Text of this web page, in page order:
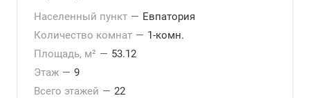
Населенный пункт — Евпатория
Количество комнат — 1-комн.
Площадь, м² — 53.12
Этаж — 9
Всего этажей — 22